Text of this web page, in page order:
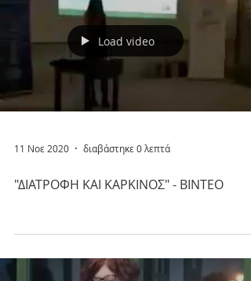
(πχ τη διάγνωση μια...
Load video